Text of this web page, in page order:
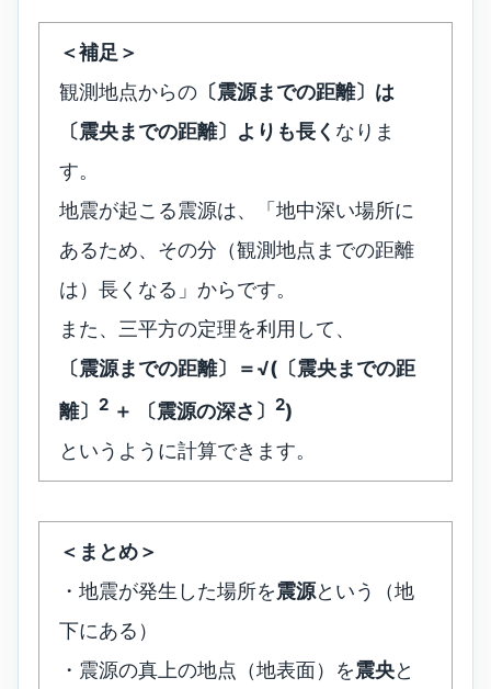
＜補足＞
観測地点からの 〔震源までの距離〕は
〔震央までの距離〕よりも長く なりま
す。
地震が起こる震源は、「地中深い場所に
あるため、その分（観測地点までの距離
は）長くなる」からです。
また、三平方の定理を利用して、
〔震源までの距離〕＝√(〔震央までの距
離〕 2 ＋ 〔震源の深さ〕 2)
というように計算できます。
＜まとめ＞
・地震が発生した場所を震源という（地
下にある）
・震源の真上の地点（地表面）を震央と